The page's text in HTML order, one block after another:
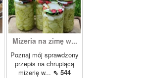
Mizeria na zimę w...
Poznaj mój sprawdzony
przepis na chrupiącą
mizerię w... ⇖ 544